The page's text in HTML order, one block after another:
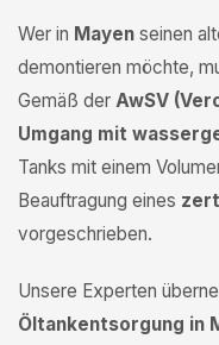
Wer in Mayen seinen
demontieren möchte,
Gemäß der AwSV
Umgang mit
Tanks mit einem
Beauftragung eines
vorgeschrieben.
Unsere Experten
Öltankentsorgung in